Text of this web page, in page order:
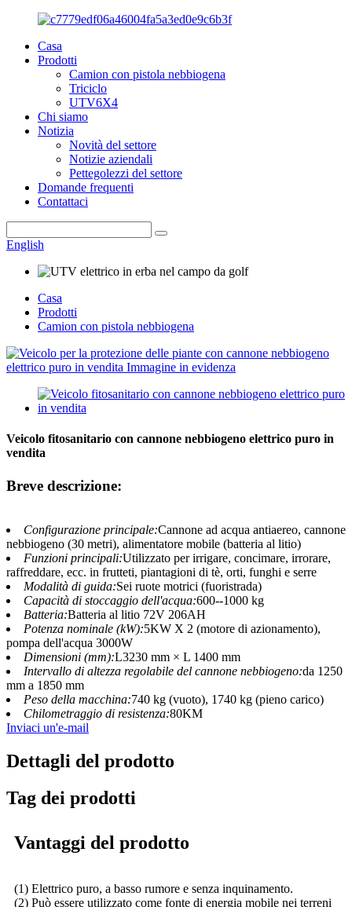
Casa
Prodotti
Camion con pistola nebbiogena
Triciclo
UTV6X4
Chi siamo
Notizia
Novità del settore
Notizie aziendali
Pettegolezzi del settore
Domande frequenti
Contattaci
English
Casa
Prodotti
Camion con pistola nebbiogena
Veicolo fitosanitario con cannone nebbiogeno elettrico puro in
vendita
Breve descrizione:
Configurazione principale:Cannone ad acqua antiaereo, cannone
nebbiogeno (30 metri), alimentatore mobile (batteria al litio)
Funzioni principali:Utilizzato per irrigare, concimare, irrorare,
raffreddare, ecc. in frutteti, piantagioni di tè, orti, funghi e serre
Modalità di guida:Sei ruote motrici (fuoristrada)
Capacità di stoccaggio dell'acqua:600--1000 kg
Batteria:Batteria al litio 72V 206AH
Potenza nominale (kW):5KW X 2 (motore di azionamento),
pompa dell'acqua 3000W
Dimensioni (mm):L3230 mm × L 1400 mm
Intervallo di altezza regolabile del cannone nebbiogeno:da 1250
mm a 1850 mm
Peso della macchina:740 kg (vuoto), 1740 kg (pieno carico)
Chilometraggio di resistenza:80KM
Inviaci un'e-mail
Dettagli del prodotto
Tag dei prodotti
Vantaggi del prodotto
(1) Elettrico puro, a basso rumore e senza inquinamento.
(2) Può essere utilizzato come fonte di energia mobile nei terreni